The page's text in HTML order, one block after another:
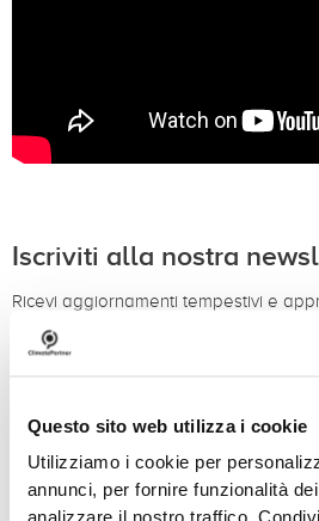
Questo sito web utilizza i cookie
Utilizziamo i cookie per
annunci, per fornire funzionalità
Iscriviti alla nostra
Ricevi aggiornamenti tempestivi e
per il clima nella tua casella di posta
Iscriviti alla nostra newsletter